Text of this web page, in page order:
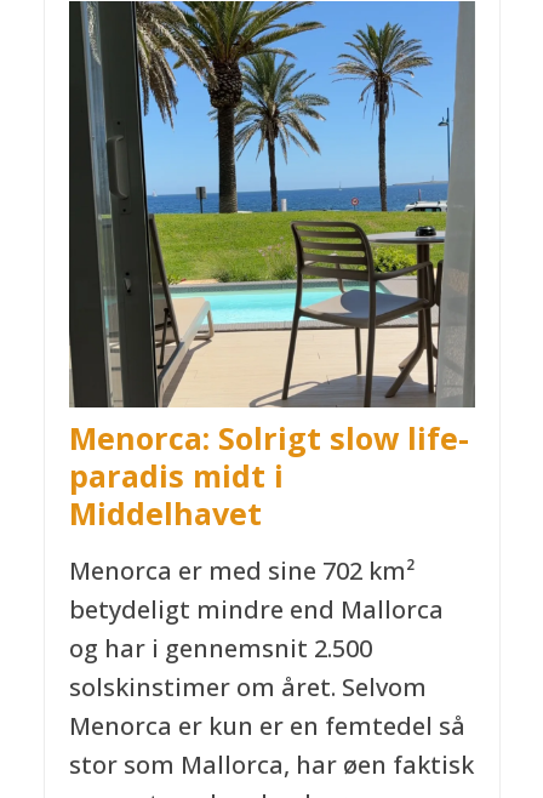
Menorca: Solrigt slow life-
paradis midt i
Middelhavet
Menorca er med sine 702 km²
betydeligt mindre end Mallorca
og har i gennemsnit 2.500
solskinstimer om året. Selvom
Menorca er kun er en femtedel så
stor som Mallorca, har øen faktisk